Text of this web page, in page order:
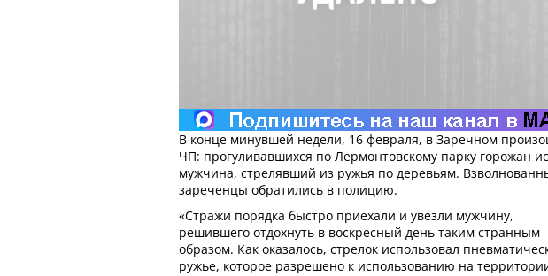
В конце минувшей недели, 16 февраля, в Заречном
ЧП: прогуливавшихся по Лермонтовскому парку горожан
мужчина, стрелявший из ружья по деревьям.
зареченцы обратились в полицию.
«Стражи порядка быстро приехали и увезли мужчину,
решившего отдохнуть в воскресный день таким странным
образом. Как оказалось, стрелок использовал
ружье, которое разрешено к использованию на